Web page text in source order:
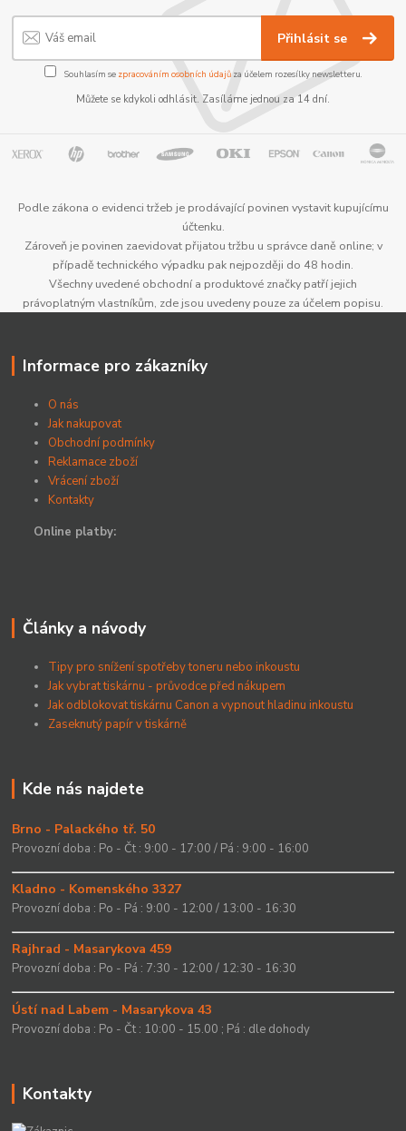
Přihlásit se
Souhlasím se zpracováním osobních údajůza účelem rozesílky newsletteru.
Můžete se kdykoli odhlásit. Zasíláme jednou za 14 dní.
Podle zákona o evidenci tržeb je prodávající povinen vystavit kupujícímu
účtenku.
Zároveň je povinen zaevidovat přijatou tržbu u správce daně online; v
případě technického výpadku pak nejpozději do 48 hodin.
Všechny uvedené obchodní a produktové značky patří jejich
právoplatným vlastníkům, zde jsou uvedeny pouze za účelem popisu.
Informace pro zákazníky
O nás
Jak nakupovat
Obchodní podmínky
Reklamace zboží
Vrácení zboží
Kontakty
Online platby:
Články a návody
Tipy pro snížení spotřeby toneru nebo inkoustu
Jak vybrat tiskárnu - průvodce před nákupem
Jak odblokovat tiskárnu Canon a vypnout hladinu inkoustu
Zaseknutý papír v tiskárně
Kde nás najdete
Brno - Palackého tř. 50
Provozní doba : Po - Čt : 9:00 - 17:00 / Pá : 9:00 - 16:00
Kladno - Komenského 3327
Provozní doba : Po - Pá : 9:00 - 12:00 / 13:00 - 16:30
Rajhrad - Masarykova 459
Provozní doba : Po - Pá : 7:30 - 12:00 / 12:30 - 16:30
Ústí nad Labem - Masarykova 43
Provozní doba : Po - Čt : 10:00 - 15.00 ; Pá : dle dohody
Kontakty